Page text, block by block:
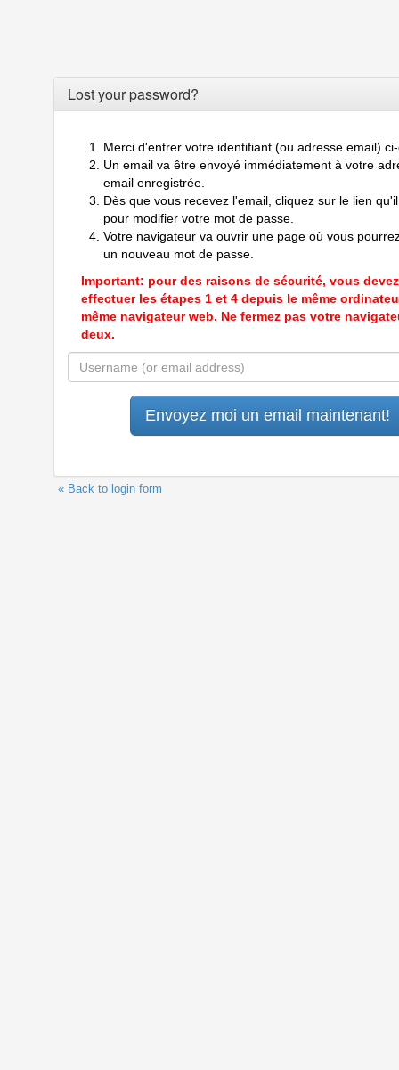
Lost your password?
Merci d'entrer votre identifiant (ou adresse email)
Un email va être envoyé immédiatement à votre
email enregistrée.
Dès que vous recevez l'email, cliquez sur le lien
pour modifier votre mot de passe.
Votre navigateur va ouvrir une page où vous
un nouveau mot de passe.
Important: pour des raisons de sécurité, vous devez
effectuer les étapes 1 et 4 depuis le même
même navigateur web. Ne fermez pas votre
deux.
« Back to login form